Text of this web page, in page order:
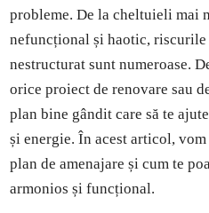
probleme. De la cheltuieli mai
nefuncțional și haotic, riscurile
nestructurat sunt numeroase.
orice proiect de renovare sau
plan bine gândit care să te
și energie. În acest articol,
plan de amenajare și cum te
armonios și funcțional.